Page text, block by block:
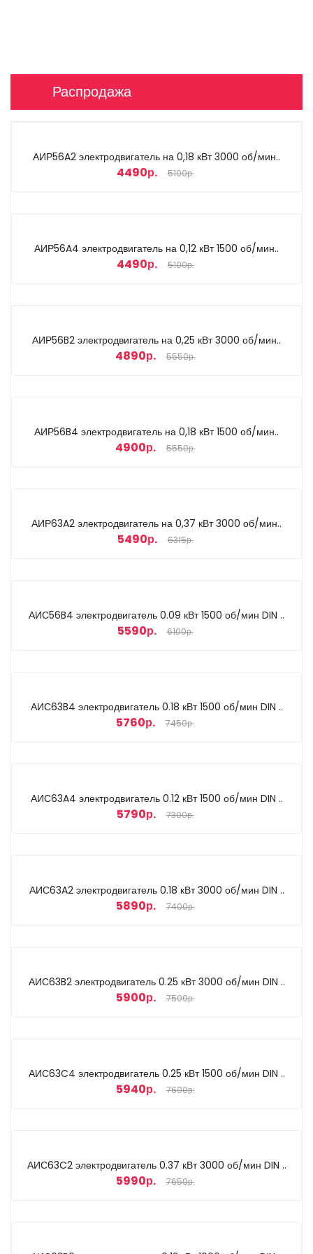
Распродажа
АИР56A2 электродвигатель на 0,18 кВт 3000 об/мин..
4490р. 5100р.
АИР56A4 электродвигатель на 0,12 кВт 1500 об/мин..
4490р. 5100р.
АИР56B2 электродвигатель на 0,25 кВт 3000 об/мин..
4890р. 5550р.
АИР56B4 электродвигатель на 0,18 кВт 1500 об/мин..
4900р. 5550р.
АИР63A2 электродвигатель на 0,37 кВт 3000 об/мин..
5490р. 6315р.
АИС56B4 электродвигатель 0.09 кВт 1500 об/мин DIN ..
5590р. 6100р.
АИС63B4 электродвигатель 0.18 кВт 1500 об/мин DIN ..
5760р. 7450р.
АИС63A4 электродвигатель 0.12 кВт 1500 об/мин DIN ..
5790р. 7300р.
АИС63A2 электродвигатель 0.18 кВт 3000 об/мин DIN ..
5890р. 7400р.
АИС63B2 электродвигатель 0.25 кВт 3000 об/мин DIN ..
5900р. 7500р.
АИС63C4 электродвигатель 0.25 кВт 1500 об/мин DIN ..
5940р. 7600р.
АИС63C2 электродвигатель 0.37 кВт 3000 об/мин DIN ..
5990р. 7650р.